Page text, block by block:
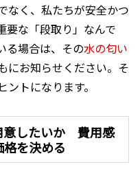
なく、私たちが安全かつ
要な「段取り」なんで
る場合は、その水の匂い
にお知らせください。そ
トになります。
意したいか 費用感
を決める